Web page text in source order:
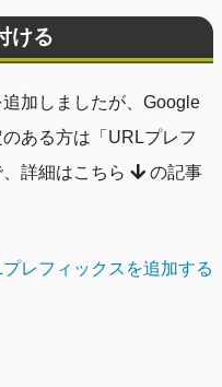
ける
加しましたが、Google
ある方は「URLプレフ
詳細はこちら
の記事
レフィックスを追加する